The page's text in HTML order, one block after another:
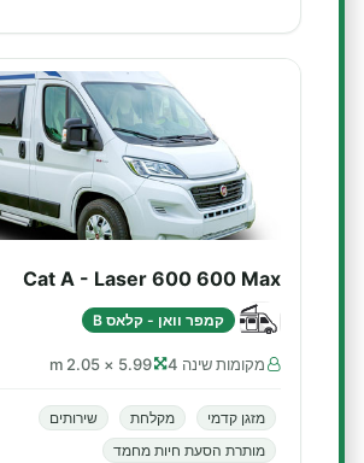
Cat A - Laser 600 600 Max
קמפר וואן - קלאס B
מקומות שינה 4 5.99 × 2.05 m
מזגן קדמי מקלחת
שירותים
מותרת הסעת חיות מחמד